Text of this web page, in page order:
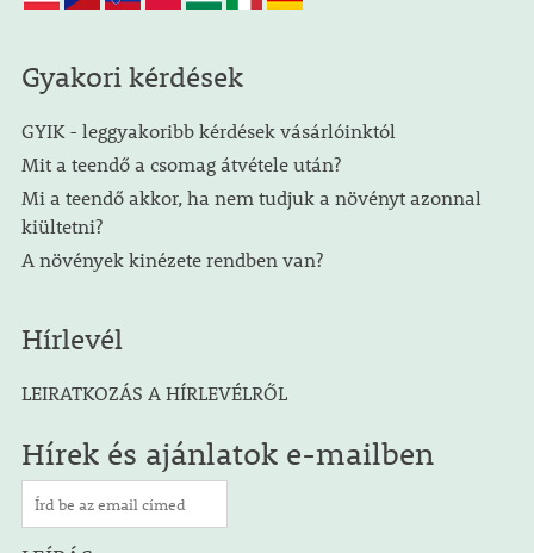
Gyakori kérdések
GYIK - leggyakoribb kérdések vásárlóinktól
Mit a teendő a csomag átvétele után?
Mi a teendő akkor, ha nem tudjuk a növényt azonnal
kiültetni?
A növények kinézete rendben van?
Hírlevél
LEIRATKOZÁS A HÍRLEVÉLRŐL
Hírek és ajánlatok e-mailben